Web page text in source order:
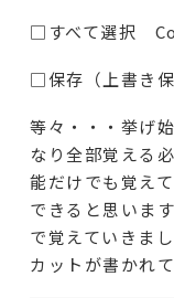
□すべて選択
□保存（上書き
等々・・・挙げ
なり全部覚える
能だけでも覚え
できると思いま
で覚えていきま
カットが書かれ